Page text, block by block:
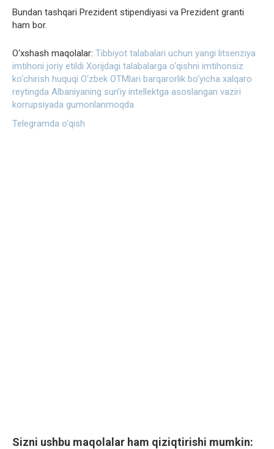
Bundan tashqari Prezident stipendiyasi va Prezident granti
ham bor.
O‘xshash maqolalar: Tibbiyot talabalari uchun yangi litsenziya
imtihoni joriy etildi Xorijdagi talabalarga o‘qishni imtihonsiz
ko‘chirish huquqi O‘zbek OTMlari barqarorlik bo‘yicha xalqaro
reytingda Albaniyaning sun’iy intellektga asoslangan vaziri
korrupsiyada gumonlanmoqda
Telegramda o‘qish
Sizni ushbu maqolalar ham qiziqtirishi mumkin: